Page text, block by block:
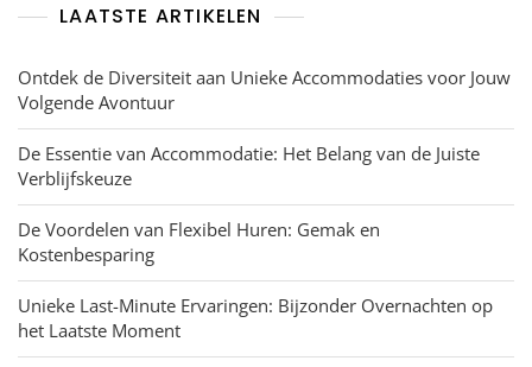
LAATSTE ARTIKELEN
Ontdek de Diversiteit aan Unieke Accommodaties voor Jouw
Volgende Avontuur
De Essentie van Accommodatie: Het Belang van de Juiste
Verblijfskeuze
De Voordelen van Flexibel Huren: Gemak en
Kostenbesparing
Unieke Last-Minute Ervaringen: Bijzonder Overnachten op
het Laatste Moment